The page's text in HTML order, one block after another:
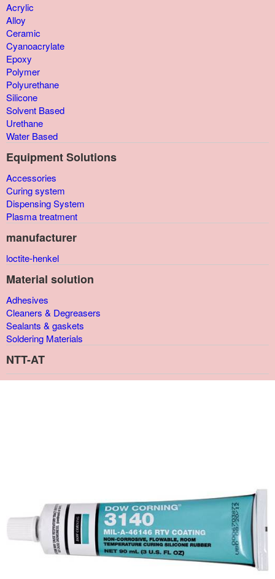
Acrylic
Alloy
Ceramic
Cyanoacrylate
Epoxy
Polymer
Polyurethane
Silicone
Solvent Based
Urethane
Water Based
Equipment Solutions
Accessories
Curing system
Dispensing System
Plasma treatment
manufacturer
loctite-henkel
Material solution
Adhesives
Cleaners & Degreasers
Sealants & gaskets
Soldering Materials
NTT-AT